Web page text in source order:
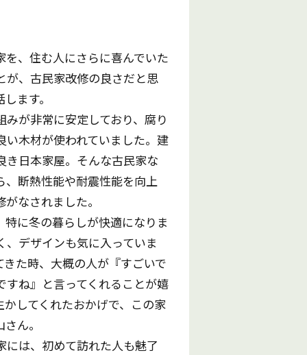
、住む人にさらに喜んでいた
が、古民家改修の良さだと思
ます。
が非常に安定しており、腐り
木材が使われていました。建
き日本家屋。そんな古民家な
、断熱性能や耐震性能を向上
なされました。
に冬の暮らしが快適になりま
デザインも気に入っていま
た時、大概の人が『すごいで
ね』と言ってくれることが嬉
してくれたおかげで、この家
ん。
は、初めて訪れた人も魅了